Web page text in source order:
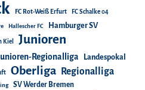
FC Rot-Weiß Erfurt FC Schalke 04
Hallescher FC Hamburger SV
Kiel Junioren
Regionalliga
Landespokal
Oberliga Regionalliga
SV Werder Bremen